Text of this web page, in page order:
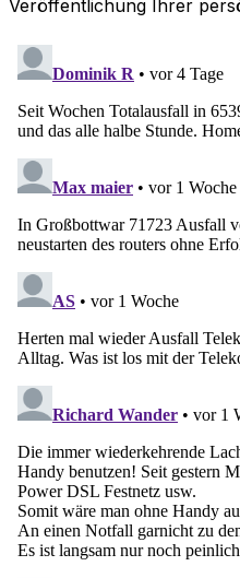
Veröffentlichung Ihrer